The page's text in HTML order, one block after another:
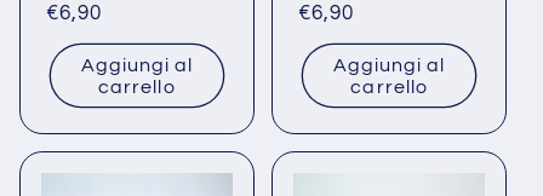
Prezzo
listino
€6,90
Aggiungi al
carrello
Prezzo
listino
€6,90
Aggiungi al
carrello